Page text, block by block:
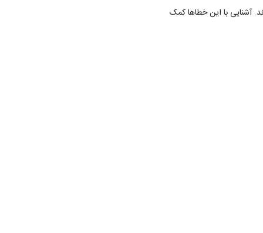
آشنایی با این خطاها کمک